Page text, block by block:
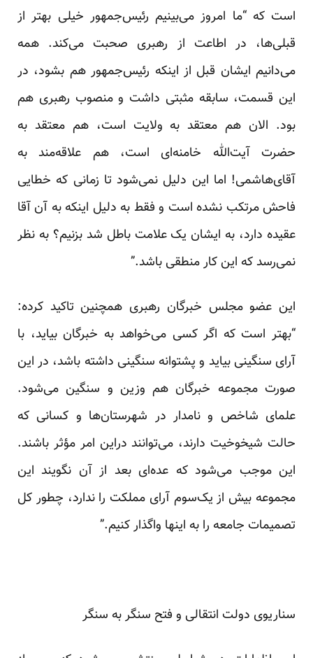
است که “ما امروز می‌بینیم رئیس‌‌جمهور خیلی بهتر از
قبلی‌ها، در اطاعت از رهبری صحبت می‌کند. همه
می‌دانیم ایشان قبل از اینکه رئیس‌‌جمهور هم بشود، در
این قسمت، سابقه مثبتی داشت و منصوب رهبری هم
بود. الان هم معتقد به ولایت است، هم معتقد به
حضرت آیت‌الله خامنه‌ای است، هم علاقه‌مند به
آقای‌هاشمی! اما این دلیل نمی‌شود تا زمانی که خطایی
فاحش مرتکب نشده است و فقط به دلیل اینکه به آن آقا
عقیده دارد، به ایشان یک علامت باطل شد بزنیم؟ به نظر
نمی‌رسد که این کار منطقی باشد.”
این عضو مجلس خبرگان رهبری همچنین تاکید کرده:
“بهتر است که اگر کسی می‌خواهد به خبرگان بیاید، با
آرای سنگینی بیاید و پشتوانه سنگینی داشته باشد، در این
صورت مجموعه خبرگان هم وزین و سنگین می‌شود.
علمای شاخص و نامدار در شهرستان‌ها و کسانی که
حالت شیخوخیت دارند، می‌توانند دراین امر مؤثر باشند.
این موجب می‌شود که عده‌ای بعد از آن نگویند این
مجموعه بیش از یک‌سوم آرای مملکت را ندارد، چطور کل
تصمیمات جامعه را به اینها واگذار کنیم.”
سناریوی دولت انتقالی و فتح سنگر به سنگر